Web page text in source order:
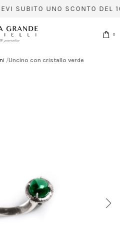
SUBITO UNO SCONTO
0
/Uncino con cristallo verde